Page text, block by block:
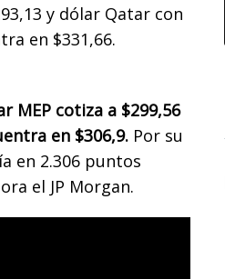
y dólar Qatar con
en $331,66.
MEP cotiza a $299,56
en $306,9. Por su
en 2.306 puntos
el JP Morgan.